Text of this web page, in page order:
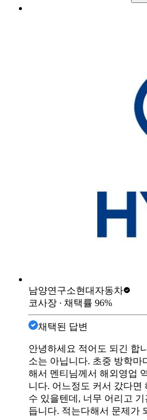
남양연구소현대자동차
코사장 ∙ 채택률 96%
채택된 답변
안녕하세요 적어도 되긴 합
소는 아닙니다. 초중 방학마
해서 멘티님께서 해외영업
니다. 어느정도 커서 갔다면
수 있을텐데, 너무 어리고
듭니다. 적는다해서 문제가